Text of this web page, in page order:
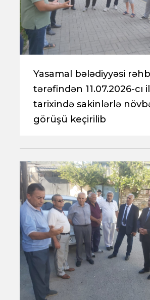
Yasamal bələdiyyəsi
tərəfindən 11.07.2026-cı il
tarixində sakinlərlə
görüşü keçirilib